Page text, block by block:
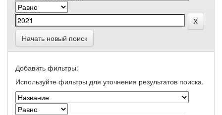
Начать новый поиск
Добавить фильтры:
Используйте фильтры для уточнения результатов поиска.